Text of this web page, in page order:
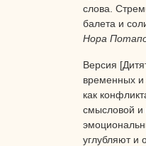
слова.
балета и
Нора
Версия
временных и
как
смысловой и
углубляют и